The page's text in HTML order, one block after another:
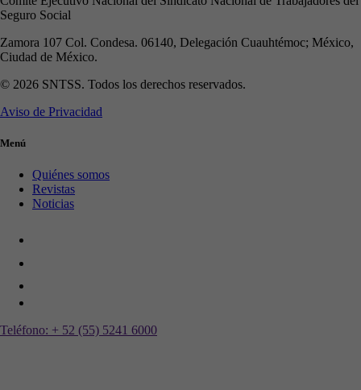
Seguro Social
Zamora 107 Col. Condesa. 06140, Delegación Cuauhtémoc; México,
Ciudad de México.
© 2026 SNTSS. Todos los derechos reservados.
Aviso de Privacidad
Menú
Quiénes somos
Revistas
Noticias
Teléfono: + 52 (55) 5241 6000